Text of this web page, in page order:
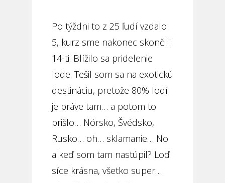
Po týždni to z 25 ľudí vzdalo
5, kurz sme nakonec skončili
14-ti. Blížilo sa pridelenie
lode. Tešil som sa na exotickú
destináciu, pretože 80% lodí
je práve tam… a potom to
prišlo… Nórsko, Švédsko,
Rusko… oh… sklamanie… No
a keď som tam nastúpil? Loď
síce krásna, všetko super…